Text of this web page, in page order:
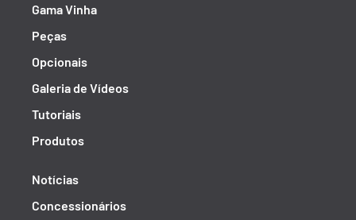
Gama Vinha
Peças
Opcionais
Galeria de Vídeos
Tutoriais
Produtos
Notícias
Concessionários